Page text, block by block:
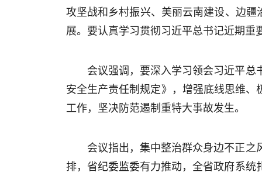
攻坚战和乡村振兴、美丽云南建设、边疆
展。要认真学习贯彻习近平总书记近期
会议强调，要深入学习领会习近平
安全生产责任制规定》，增强底线思维
工作，
坚决防范遏制重特大事故发生。
会议指出，集中整治群众身边不正
排，省纪委监委有力推动，全省政府系